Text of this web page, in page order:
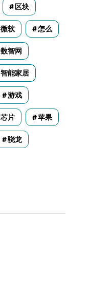
区块
微软 怎么
数智网
智能家居
游戏
芯片 苹果
骁龙